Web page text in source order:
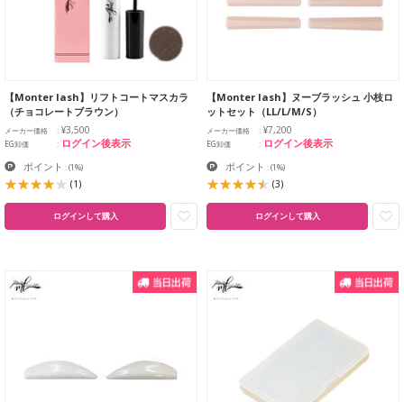
【Monter lash】リフトコートマスカラ
（チョコレートブラウン）
メーカー価格 ¥3,500
EG卸価 ログイン後表示
ポイント :(1%)
(1)
ログインして購入
【Monter lash】ヌーブラッシュ 小枝ロ
ットセット（LL/L/M/S）
メーカー価格 ¥7,200
EG卸価 ログイン後表示
ポイント :(1%)
(3)
ログインして購入